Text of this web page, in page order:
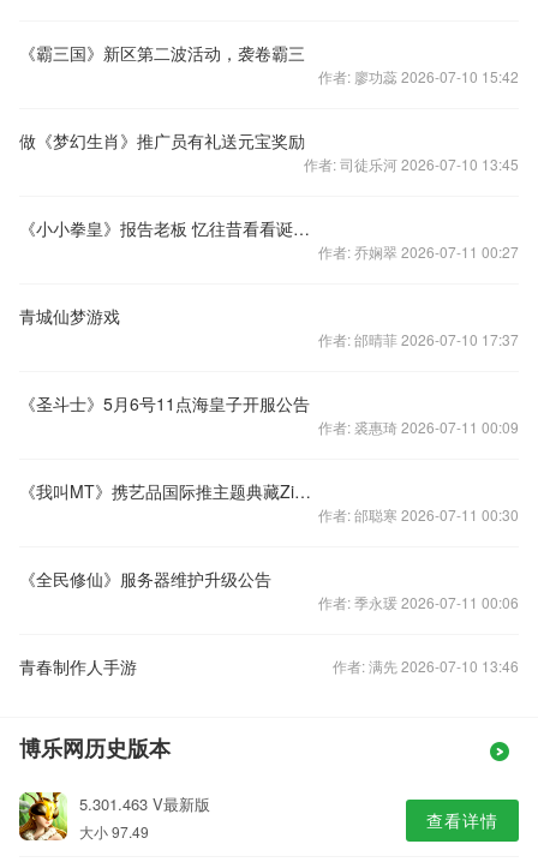
《霸三国》新区第二波活动，袭卷霸三
作者: 廖功蕊 2026-07-10 15:42
做《梦幻生肖》推广员有礼送元宝奖励
作者: 司徒乐河 2026-07-10 13:45
《小小拳皇》报告老板 忆往昔看看诞生史
作者: 乔娴翠 2026-07-11 00:27
青城仙梦游戏
作者: 邰晴菲 2026-07-10 17:37
《圣斗士》5月6号11点海皇子开服公告
作者: 裘惠琦 2026-07-11 00:09
《我叫MT》携艺品国际推主题典藏Zippo
作者: 邰聪寒 2026-07-11 00:30
《全民修仙》服务器维护升级公告
作者: 季永瑗 2026-07-11 00:06
青春制作人手游 作者: 满先 2026-07-10 13:46
博乐网历史版本
5.301.463 V最新版
大小 97.49 查看详情